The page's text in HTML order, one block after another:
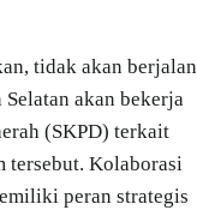
tidak akan berjalan
akan bekerja
(SKPD) terkait
tersebut. Kolaborasi
peran strategis